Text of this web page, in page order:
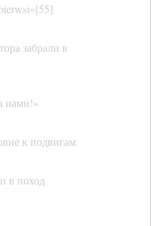
забрали в
нами!»
к подвигам
в поход